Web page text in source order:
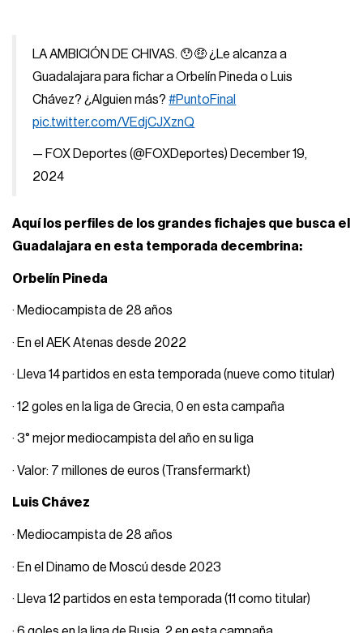
LA AMBICIÓN DE CHIVAS. 😯🤑 ¿Le alcanza a
Guadalajara para fichar a Orbelín Pineda o Luis
Chávez? ¿Alguien más?#PuntoFinal
pic.twitter.com/VEdjCJXznQ
— FOX Deportes (@FOXDeportes) December 19,
2024
Aquí los perfiles de los grandes fichajes que busca el
Guadalajara en esta temporada decembrina:
Orbelín Pineda
· Mediocampista de 28 años
· En el AEK Atenas desde 2022
· Lleva 14 partidos en esta temporada (nueve como titular)
· 12 goles en la liga de Grecia, 0 en esta campaña
· 3° mejor mediocampista del año en su liga
· Valor: 7 millones de euros (Transfermarkt)
Luis Chávez
· Mediocampista de 28 años
· En el Dinamo de Moscú desde 2023
· Lleva 12 partidos en esta temporada (11 como titular)